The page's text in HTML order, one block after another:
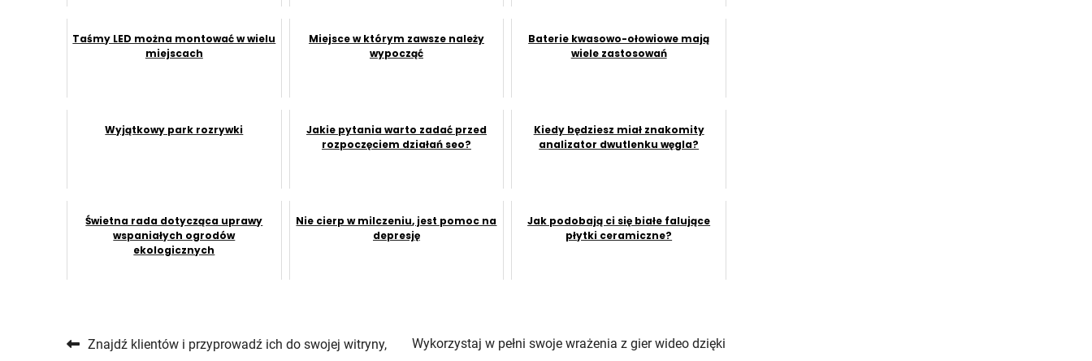
Taśmy LED można montować w wielu
miejscach
Miejsce w którym zawsze należy
wypocząć
Baterie kwasowo-ołowiowe mają
wiele zastosowań
Wyjątkowy park rozrywki
Jakie pytania warto zadać przed
rozpoczęciem działań seo?
Kiedy będziesz miał znakomity
analizator dwutlenku węgla?
Świetna rada dotycząca uprawy
wspaniałych ogrodów
ekologicznych
Nie cierp w milczeniu, jest pomoc na
depresję
Jak podobają ci się białe falujące
płytki ceramiczne?
Nawigacja wpisu
Znajdź klientów i przyprowadź ich do swojej witryny,
Wykorzystaj w pełni swoje wrażenia z gier wideo dzięki